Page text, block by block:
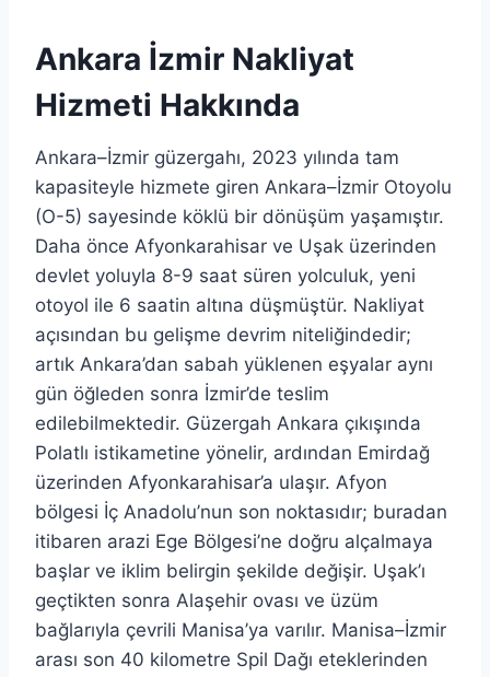
Ankara İzmir Nakliyat
Hizmeti Hakkında
Ankara–İzmir güzergahı, 2023 yılında tam
kapasiteyle hizmete giren Ankara–İzmir Otoyolu
(O-5) sayesinde köklü bir dönüşüm yaşamıştır.
Daha önce Afyonkarahisar ve Uşak üzerinden
devlet yoluyla 8-9 saat süren yolculuk, yeni
otoyol ile 6 saatin altına düşmüştür. Nakliyat
açısından bu gelişme devrim niteliğindedir;
artık Ankara’dan sabah yüklenen eşyalar aynı
gün öğleden sonra İzmir’de teslim
edilebilmektedir. Güzergah Ankara çıkışında
Polatlı istikametine yönelir, ardından Emirdağ
üzerinden Afyonkarahisar’a ulaşır. Afyon
bölgesi İç Anadolu’nun son noktasıdır; buradan
itibaren arazi Ege Bölgesi’ne doğru alçalmaya
başlar ve iklim belirgin şekilde değişir. Uşak’ı
geçtikten sonra Alaşehir ovası ve üzüm
bağlarıyla çevrili Manisa’ya varılır. Manisa–İzmir
arası son 40 kilometre Spil Dağı eteklerinden